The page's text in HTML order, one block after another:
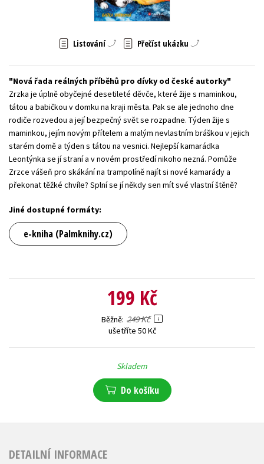
Zahraniční literatura
Všechny tituly
Listování Přečíst ukázku
Nová řada reálných příběhů pro dívky od české autorky
Zrzka je úplně obyčejné desetileté děvče, které žije s maminkou,
tátou a babičkou v domku na kraji města. Pak se ale jednoho dne
rodiče rozvedou a její bezpečný svět se rozpadne. Týden žije s
maminkou, jejím novým přítelem a malým nevlastním bráškou v jejich
starém domě a týden s tátou na vesnici. Nejlepší kamarádka
Leontýnka se jí straní a v novém prostředí nikoho nezná. Pomůže
Zrzce vášeň pro skákání na trampolíně najít si nové kamarády a
překonat těžké chvíle? Splní se jí někdy sen mít své vlastní štěně?
Jiné dostupné formáty:
e-kniha (Palmknihy.cz)
199 Kč
Běžně 249 Kč
ušetříte 50 Kč
Skladem
Do košíku
DETAILNÍ INFORMACE